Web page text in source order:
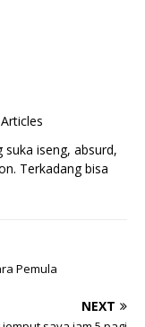
iseng, absurd,
Terkadang bisa
Pemula
NEXT